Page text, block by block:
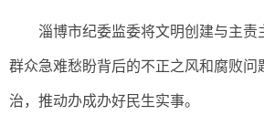
淄博市纪委监委将文明创建与主责
群众急难愁盼背后的不正之风和腐败问
治，推动办成办好民生实事。